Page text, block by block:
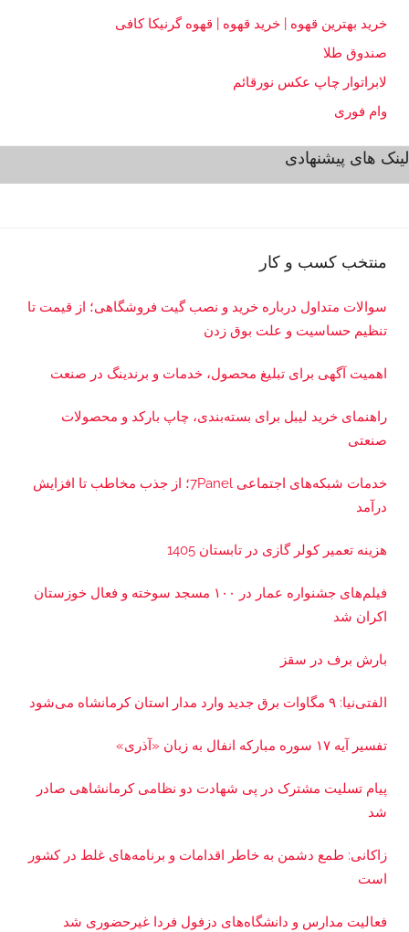
خرید بهترین قهوه | خرید قهوه | قهوه گرنیکا کافی
صندوق طلا
لابراتوار چاپ عکس نورقائم
وام فوری
لینک های پیشنهادی
منتخب کسب و کار
سوالات متداول درباره خرید و نصب گیت فروشگاهی؛ از قیمت تا
تنظیم حساسیت و علت بوق زدن
اهمیت آگهی برای تبلیغ محصول، خدمات و برندینگ در صنعت
راهنمای خرید لیبل برای بسته‌بندی، چاپ بارکد و محصولات
صنعتی
خدمات شبکه‌های اجتماعی 7Panel؛ از جذب مخاطب تا افزایش
درآمد
هزینه تعمیر کولر گازی در تابستان 1405
فیلم‌های جشنواره عمار در ۱۰۰ مسجد سوخته و فعال خوزستان
اکران شد
بارش برف در سقز
الفتی‌نیا: ۹ مگاوات برق جدید وارد مدار استان کرمانشاه می‌شود
تفسیر آیه ۱۷ سوره مبارکه انفال به زبان «آذری»
پیام تسلیت مشترک در پی شهادت دو نظامی کرمانشاهی صادر
شد
زاکانی: طمع دشمن به خاطر اقدامات و برنامه‌های غلط در کشور
است
فعالیت مدارس و دانشگاه‌های دزفول فردا غیرحضوری شد